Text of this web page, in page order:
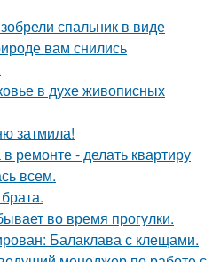
спальник в виде
вам снились
в духе живописных
затмила!
ремонте - делать квартиру
всем.
во время прогулки.
Балаклава с клещами.